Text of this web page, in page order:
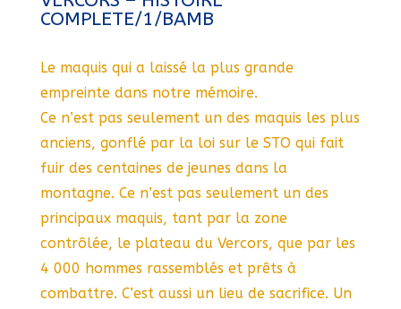
COMPLETE/1/BAMB
Le maquis qui a laissé la plus grande
empreinte dans notre mémoire.
Ce n’est pas seulement un des maquis les plus
anciens, gonflé par la loi sur le STO qui fait
fuir des centaines de jeunes dans la
montagne. Ce n’est pas seulement un des
principaux maquis, tant par la zone
contrôlée, le plateau du Vercors, que par les
4 000 hommes rassemblés et prêts à
combattre. C’est aussi un lieu de sacrifice. Un